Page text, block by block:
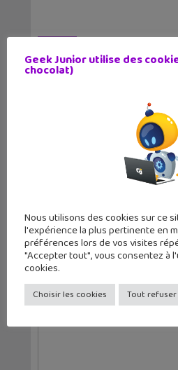
nouveau en place
la...
Mariel Balbuena
Vallejos
Geek Junior utilise des
chocolat)
Nous utilisons des cookies sur ce
l'expérience la plus pertinente en
préférences lors de vos visites
"Accepter tout", vous consentez à
cookies.
Choisir les cookies Tout refuser